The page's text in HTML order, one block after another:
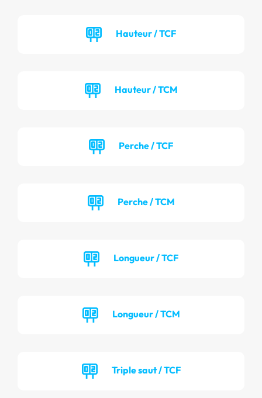
Hauteur / TCF
Hauteur / TCM
Perche / TCF
Perche / TCM
Longueur / TCF
Longueur / TCM
Triple saut / TCF